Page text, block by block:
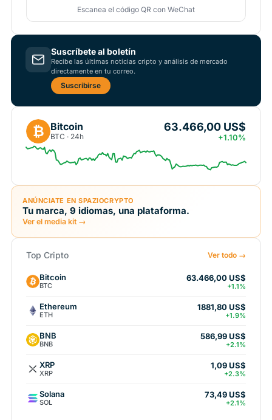
Escanea el código QR con WeChat
Suscríbete al boletín
Recibe las últimas noticias cripto y análisis de mercado
directamente en tu correo.
Suscribirse
₿ Bitcoin
BTC · 24h
63.466,00 US$
+1.10%
ANÚNCIATE EN SPAZIOCRYPTO
Tu marca, 9 idiomas, una plataforma.
Ver el media kit →
Top Cripto Ver todo →
Bitcoin
BTC
63.466,00 US$
+1.1%
Ethereum
ETH
1881,80 US$
+1.9%
BNB
BNB
586,99 US$
+2.1%
XRP
XRP
1,09 US$
+2.3%
Solana
SOL
73,49 US$
+2.1%